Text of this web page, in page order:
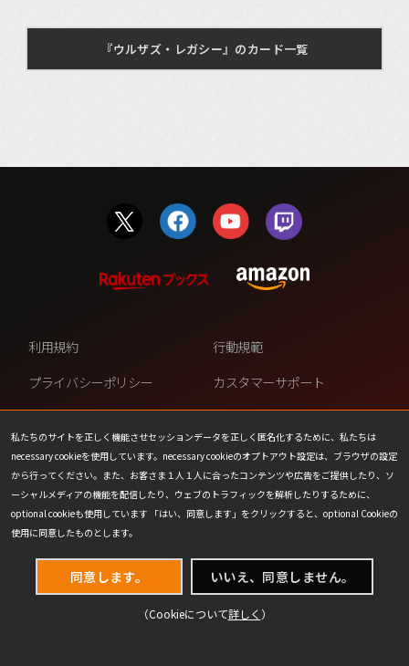
『ウルザズ・レガシー』のカード一覧
私たちのサイトを正しく機能させセッションデータを正しく匿名化するために、私たちは
necessary cookieを使用しています。necessary cookieのオプトアウト設定は、ブラウザの設定
から行ってください。また、お客さま１人１人に合ったコンテンツや広告をご提供したり、ソ
ーシャルメディアの機能を配信したり、ウェブのトラフィックを解析したりするために、
optional cookieも使用しています 「はい、同意します」をクリックすると、optional Cookieの
使用に同意したものとします。
同意します。 いいえ、同意しません。
（Cookieについて詳しく ）
利用規約
行動規範
プライバシーポリシー
カスタマーサポート
ファンコンテンツ・ポリシー
個人情報の販売や共有を許可し
ない
COOKIE
プレスリリース
会社情報
お問い合わせ